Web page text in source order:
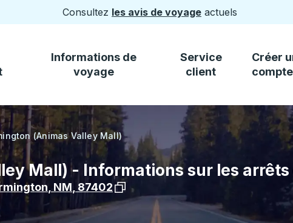
Consultez les avis de voyage actuels
Informations de
voyage
Service
client
Créer
compte
(Animas Valley Mall)
Mall) - Informations sur les arrêts
NM 87402 Voir l'emplacement de l'arrêt sur